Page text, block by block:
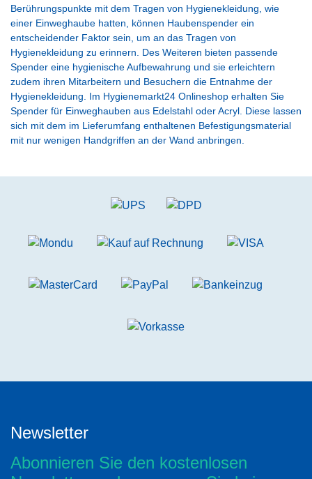
Berührungspunkte mit dem Tragen von Hygienekleidung, wie
einer Einweghaube hatten, können Haubenspender ein
entscheidender Faktor sein, um an das Tragen von
Hygienekleidung zu erinnern. Des Weiteren bieten passende
Spender eine hygienische Aufbewahrung und sie erleichtern
zudem ihren Mitarbeitern und Besuchern die Entnahme der
Hygienekleidung. Im Hygienemarkt24 Onlineshop erhalten Sie
Spender für Einweghauben aus Edelstahl oder Acryl. Diese lassen
sich mit dem im Lieferumfang enthaltenen Befestigungsmaterial
mit nur wenigen Handgriffen an der Wand anbringen.
Newsletter
Abonnieren Sie den kostenlosen